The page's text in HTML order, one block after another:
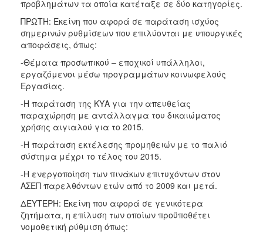
προβλημάτων τα οποία κατέταξε σε δύο κατηγορίες.
ΠΡΩΤΗ: Εκείνη που αφορά σε παράταση ισχύος
σημερινών ρυθμίσεων που επιλύονται με υπουργικές
αποφάσεις, όπως:
-Θέματα προσωπικού – εποχικοί υπάλληλοι,
εργαζόμενοι μέσω προγραμμάτων κοινωφελούς
Εργασίας.
-Η παράταση της ΚΥΑ για την απευθείας
παραχώρηση με αντάλλαγμα του δικαιώματος
χρήσης αιγιαλού για το 2015.
-Η παράταση εκτέλεσης προμηθειών με το παλιό
σύστημα μέχρι το τέλος του 2015.
-Η ενεργοποίηση των πινάκων επιτυχόντων στον
ΑΣΕΠ παρελθόντων ετών από το 2009 και μετά.
ΔΕΥΤΕΡΗ: Εκείνη που αφορά σε γενικότερα
ζητήματα, η επίλυση των οποίων προϋποθέτει
νομοθετική ρύθμιση όπως: